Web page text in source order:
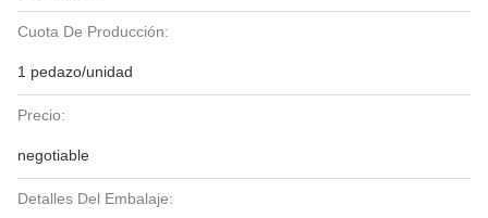
Cuota De Producción:
1 pedazo/unidad
Precio:
negotiable
Detalles Del Embalaje: